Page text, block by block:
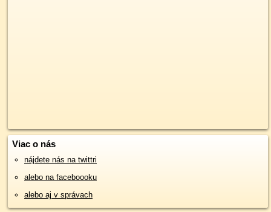
Viac o nás
nájdete nás na twittri
alebo na faceboooku
alebo aj v správach